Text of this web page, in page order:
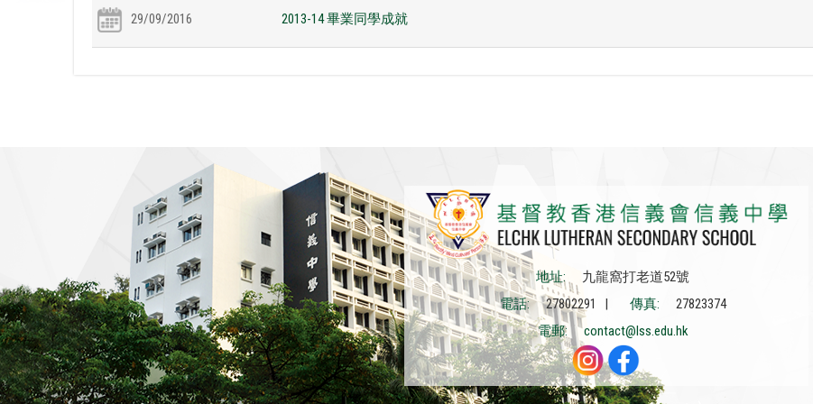
29/09/2016 2013-14 畢業同學成就
地址:
九龍窩打老道52號
電話:
27802291 | 傳真:
27823374
電郵:
contact@lss.edu.hk